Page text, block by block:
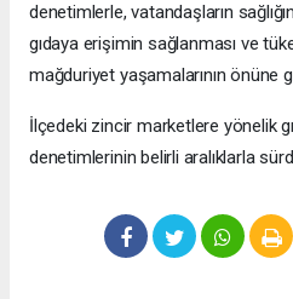
denetimlerle, vatandaşların
gıdaya erişimin sağlanması ve
mağduriyet yaşamalarının önüne
İlçedeki zincir marketlere yönelik
denetimlerinin belirli aralıklarla